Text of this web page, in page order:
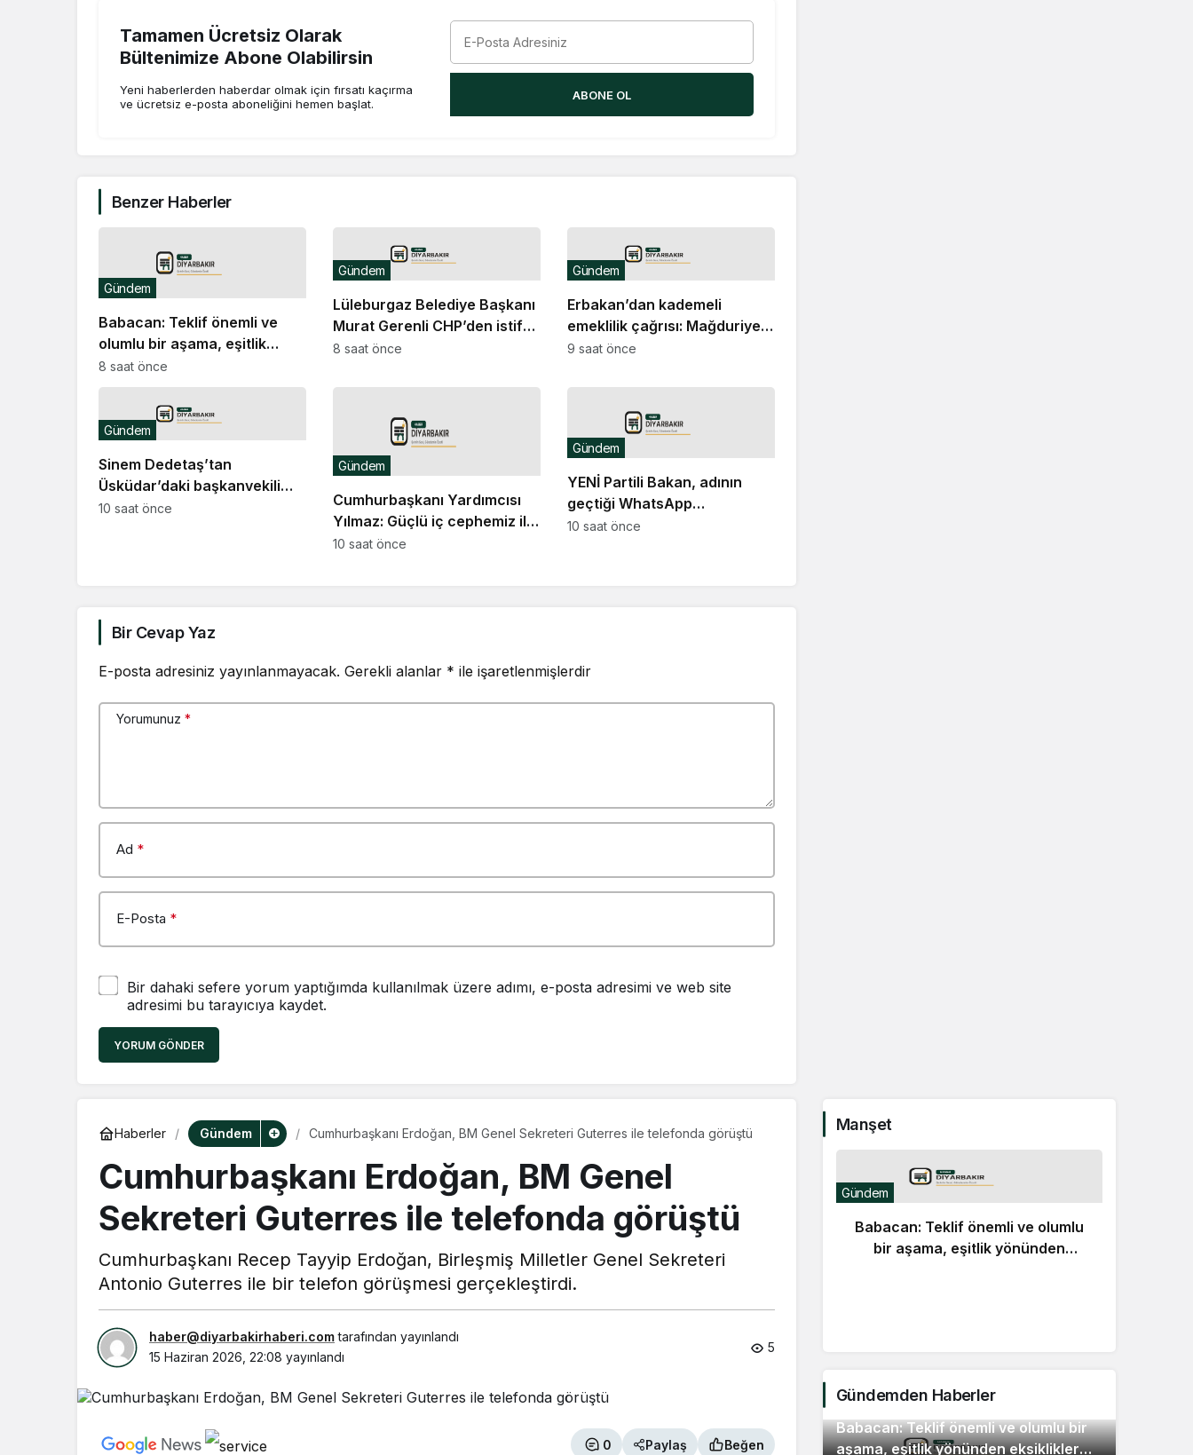
Tamamen Ücretsiz Olarak
Bültenimize Abone Olabilirsin
Yeni haberlerden haberdar olmak için fırsatı kaçırma
ve ücretsiz e-posta aboneliğini hemen başlat.
ABONE OL
Benzer Haberler
Babacan: Teklif önemli ve
olumlu bir aşama, eşitlik
yönünden eksiklikler
giderilmeli
Gündem
8 saat önce
Lüleburgaz Belediye Başkanı
Murat Gerenli CHP’den istifa
etti
Gündem
8 saat önce
Erbakan’dan kademeli
emeklilik çağrısı: Mağduriyet
artık giderilmeli
Gündem
9 saat önce
Sinem Dedetaş’tan
Üsküdar’daki başkanvekili
seçimine ilişkin mesaj
Gündem
10 saat önce
Cumhurbaşkanı Yardımcısı
Yılmaz: Güçlü iç cephemiz ile
bölgemizdeki emperyalist
Gündem
10 saat önce
YENİ Partili Bakan, adının
geçtiği WhatsApp
yazışmaları hakkında suç
Gündem
10 saat önce
Bir Cevap Yaz
E-posta adresiniz yayınlanmayacak. Gerekli alanlar * ile işaretlenmişlerdir
Yorumunuz *
Ad *
E-Posta *
Bir dahaki sefere yorum yaptığımda kullanılmak üzere adımı, e-posta adresimi ve web site
adresimi bu tarayıcıya kaydet.
YORUM GÖNDER
Haberler Gündem Cumhurbaşkanı Erdoğan, BM Genel Sekreteri Guterres ile telefonda görüştü
Cumhurbaşkanı Erdoğan, BM Genel
Sekreteri Guterres ile telefonda görüştü
Cumhurbaşkanı Recep Tayyip Erdoğan, Birleşmiş Milletler Genel Sekreteri
Antonio Guterres ile bir telefon görüşmesi gerçekleştirdi.
haber@diyarbakirhaberi.comtarafından yayınlandı
15 Haziran 2026, 22:08 yayınlandı
5
0 Paylaş Beğen
Manşet
Gündem
Babacan: Teklif önemli ve olumlu
bir aşama, eşitlik yönünden
Gündemden Haberler
Babacan: Teklif önemli ve olumlu bir
aşama, eşitlik yönünden eksiklikler
2